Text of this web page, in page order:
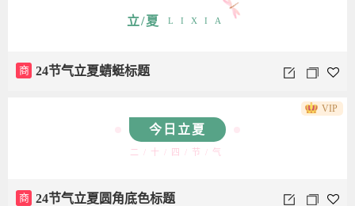
立/夏 LIXIA
商 24节气立夏蜻蜓标题
今日立夏
二/十/四/节/气
商 24节气立夏圆角底色标题
VIP